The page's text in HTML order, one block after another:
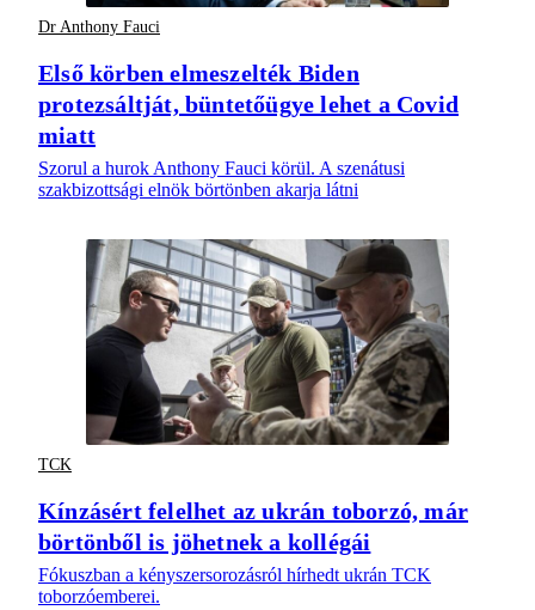
Dr Anthony Fauci
Első körben elmeszelték Biden
protezsáltját, büntetőügye lehet a Covid
miatt
Szorul a hurok Anthony Fauci körül. A szenátusi
szakbizottsági elnök börtönben akarja látni
TCK
Kínzásért felelhet az ukrán toborzó, már
börtönből is jöhetnek a kollégái
Fókuszban a kényszersorozásról hírhedt ukrán TCK
toborzóemberei.